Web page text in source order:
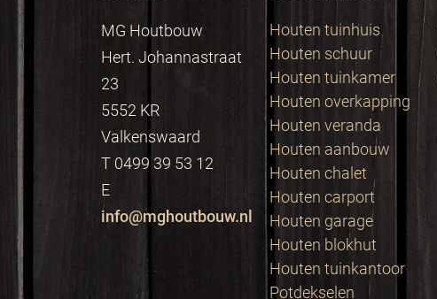
MG Houtbouw
Hert. Johannastraat
23
5552 KR
Valkenswaard
T 0499 39 53 12
E
info@mghoutbouw.nl
Houten tuinhuis
Houten schuur
Houten tuinkamer
Houten overkapping
Houten veranda
Houten aanbouw
Houten chalet
Houten carport
Houten garage
Houten blokhut
Houten tuinkantoor
Potdekselen